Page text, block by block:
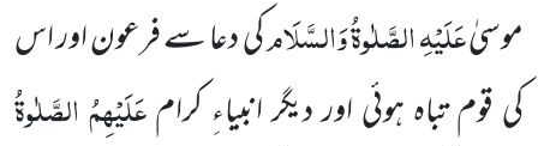
موسیٰعَلَیْہِ الصَّلٰوۃُ وَالسَّلَامکی دعا سے فرعون اور اس
کی قوم تباہ ہوئی اور دیگر انبیاءِ کرامعَلَیْہِمُ الصَّلٰوۃُ